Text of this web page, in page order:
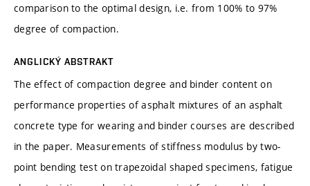
comparison to the optimal design, i.e. from 100% to 97%
degree of compaction.
ANGLICKÝ ABSTRAKT
The effect of compaction degree and binder content on
performance properties of asphalt mixtures of an asphalt
concrete type for wearing and binder courses are described
in the paper. Measurements of stiffness modulus by two-
point bending test on trapezoidal shaped specimens, fatigue